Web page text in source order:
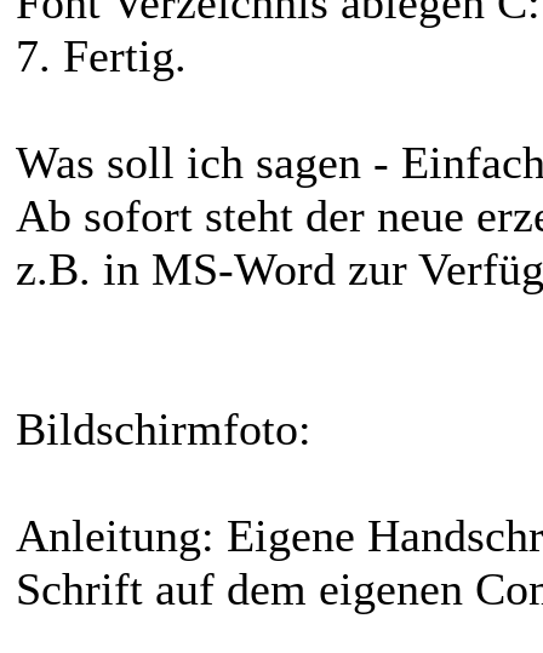
7. Fertig.
Was soll ich sagen -
Ab sofort steht der neue
z.B. in MS-Word zur
Bildschirmfoto:
Anleitung: Eigene
Schrift auf dem eigenen